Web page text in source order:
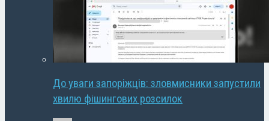
До уваги запоріжців: зловмисники запустили
хвилю фішингових розсилок